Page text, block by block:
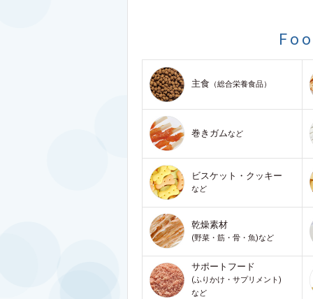
主食 （総合栄養食品）
巻きガムなど
ビスケット・クッキー
など
乾燥素材
(野菜・筋・骨・魚)など
サポートフード
(ふりかけ・サプリメント)
など